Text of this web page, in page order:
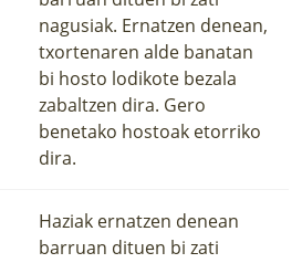
nagusiak. Ernatzen denean,
txortenaren alde banatan
bi hosto lodikote bezala
zabaltzen dira. Gero
benetako hostoak etorriko
dira.
Haziak ernatzen denean
barruan dituen bi zati